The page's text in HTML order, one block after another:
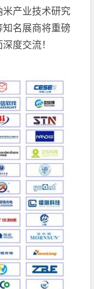
米产业技术研究
名展商将重磅
度交流！